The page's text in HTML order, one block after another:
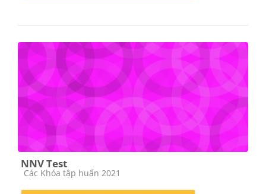
NNV Test
Các loại khóa học
Các Khóa tập huấn 2021